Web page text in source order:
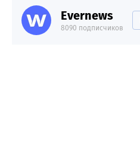
Evernews
8090 подписчиков